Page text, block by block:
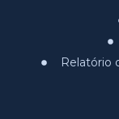
Relatório